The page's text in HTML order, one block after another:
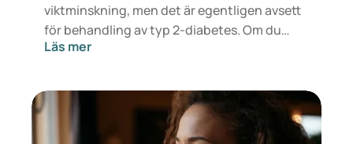
viktminskning, men det är egentligen avsett
för behandling av typ 2-diabetes. Om du
letar efter en behandling för viktkontroll är
Wegovy som är aktuella. Vilken behandling
som passar dig bäst avgörs av en läkare
utifrån din hälsa, ditt BMI och din
Läs mer